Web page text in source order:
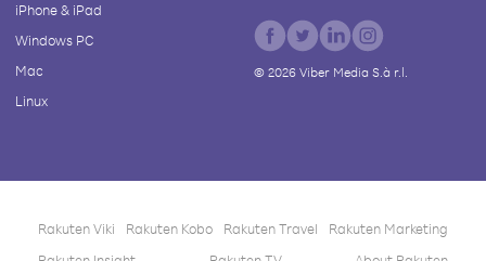
iPhone & iPad
Windows PC
Mac
Linux
© 2026Viber Media S.à r.l.
Rakuten Viki Rakuten Kobo Rakuten Travel
Rakuten Marketing